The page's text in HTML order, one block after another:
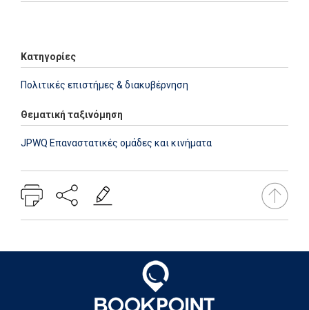
Κατηγορίες
Πολιτικές επιστήμες & διακυβέρνηση
Θεματική ταξινόμηση
JPWQ Επαναστατικές ομάδες και κινήματα